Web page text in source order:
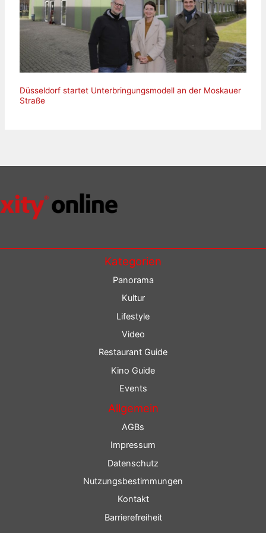
Düsseldorf startet Unterbringungsmodell an der Moskauer
Straße
Kategorien
Panorama
Kultur
Lifestyle
Video
Restaurant Guide
Kino Guide
Events
Allgemein
AGBs
Impressum
Datenschutz
Nutzungsbestimmungen
Kontakt
Barrierefreiheit